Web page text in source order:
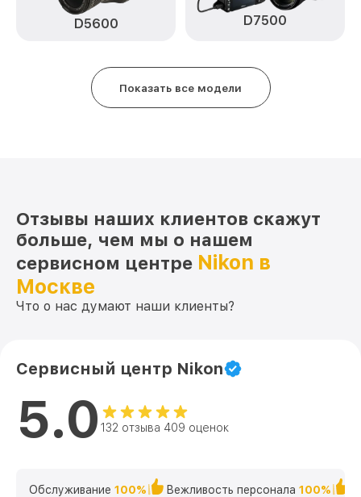
Программный ремонт D810 Nikon от 2900₽
D5600 D7500
Показать все модели
Отзывы наших клиентов скажут
больше, чем мы о нашем
сервисном центре Nikon в
Москве
Что о нас думают наши клиенты?
Сервисный центр Nikon
5.0 132 отзыва 409 оценок
Обслуживание 100% Вежливость персонала 100%